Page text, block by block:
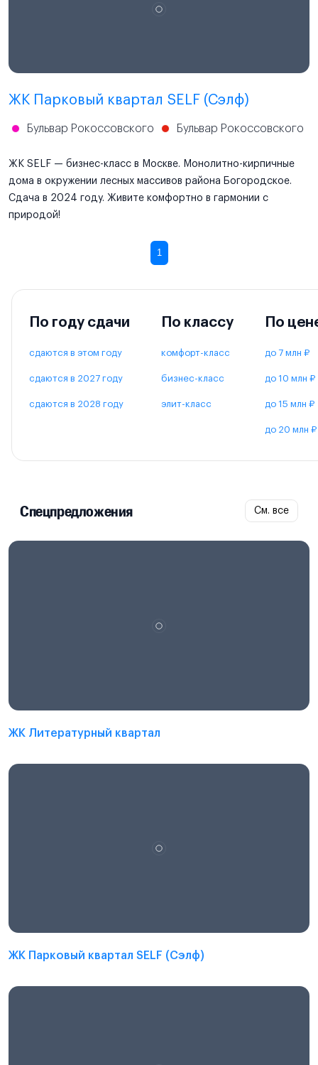
ЖК Парковый квартал SELF (Сэлф)
Бульвар Рокоссовского Бульвар Рокоссовского
ЖК SELF — бизнес-класс в Москве. Монолитно-кирпичные
дома в окружении лесных массивов района Богородское.
Сдача в 2024 году. Живите комфортно в гармонии с
природой!
1
По году сдачи
сдаются в этом году
сдаются в 2027 году
сдаются в 2028 году
По классу
комфорт-класс
бизнес-класс
элит-класс
По
до 7 млн ₽
до 10 млн ₽
до 15 млн ₽
до 20 млн ₽
Спецпредложения См. все
ЖК Литературный квартал
ЖК Парковый квартал SELF (Сэлф)